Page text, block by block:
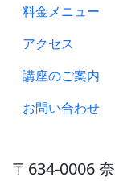
料金メニュー
アクセス
講座のご案内
お問い合わせ
〒634-0006